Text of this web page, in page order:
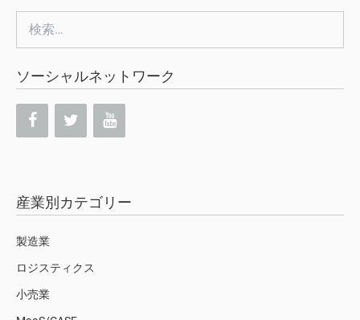
索:
ソーシャルネットワーク
産業別カテゴリー
製造業
ロジスティクス
小売業